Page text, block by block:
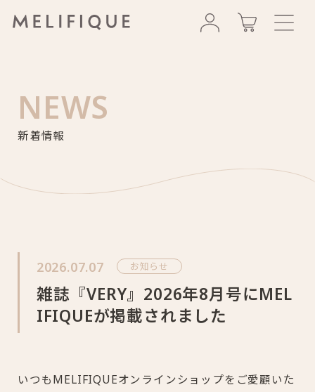
NEWS
新着情報
2026.07.07 お知らせ
雑誌『VERY』2026年8月号にMEL
IFIQUEが掲載されました
いつもMELIFIQUEオンラインショップをご愛顧いた